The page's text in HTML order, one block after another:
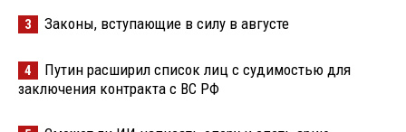
3 Законы, вступающие в силу в августе
4
Путин расширил список лиц с судимостью для
заключения контракта с ВС РФ